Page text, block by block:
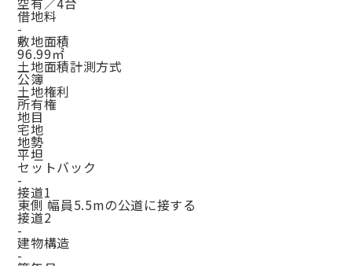
借地料
-
敷地面積
96.99㎡
土地面積計測方式
公簿
土地権利
所有権
地目
宅地
地勢
平坦
セットバック
-
接道1
東側 幅員5.5mの公道に接する
接道2
-
建物構造
-